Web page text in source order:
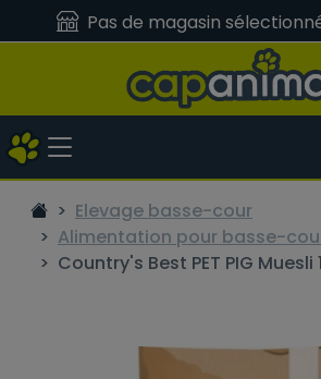
Pas de magasin
Elevage basse-cour
Alimentation pour basse-
Country's Best PET PIG Muesli